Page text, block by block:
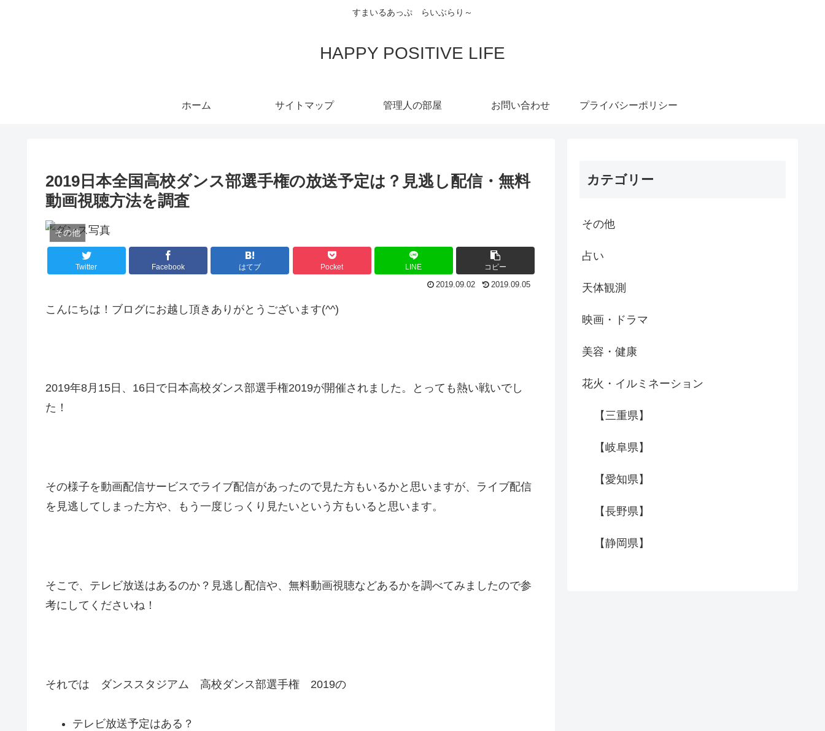
すまいるあっぷ らいぶらり～
HAPPY POSITIVE LIFE
ホーム サイトマップ 管理人の部屋 お問い合わせ プライバシーポリシー
2019日本全国高校ダンス部選手権の放送予定は？見逃し配信・無料
動画視聴方法を調査
その他
Twitter Facebook はてブ Pocket LINE コピー
2019.09.02 2019.09.05
こんにちは！ブログにお越し頂きありがとうございます(^^)
2019年8月15日、16日で日本高校ダンス部選手権2019が開催されました。とっても熱い戦いでし
た！
その様子を動画配信サービスでライブ配信があったので見た方もいるかと思いますが、ライブ配信
を見逃してしまった方や、もう一度じっくり見たいという方もいると思います。
そこで、テレビ放送はあるのか？見逃し配信や、無料動画視聴などあるかを調べてみましたので参
考にしてくださいね！
それでは ダンススタジアム 高校ダンス部選手権 2019の
テレビ放送予定はある？
カテゴリー
その他
占い
天体観測
映画・ドラマ
美容・健康
花火・イルミネーション
【三重県】
【岐阜県】
【愛知県】
【長野県】
【静岡県】